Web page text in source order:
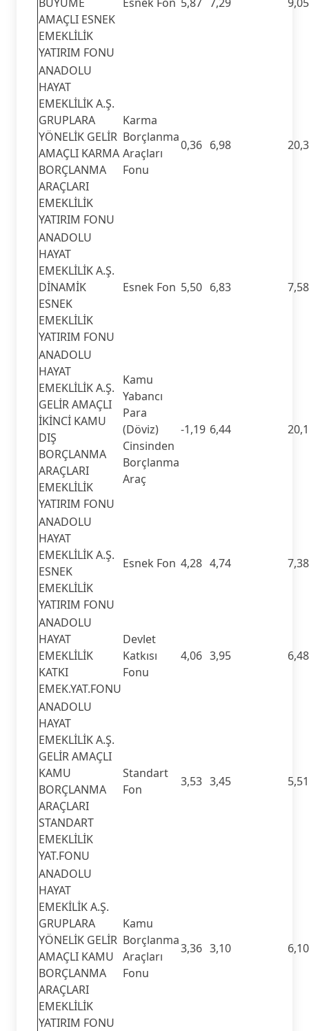
AMAÇLI ESNEK
EMEKLİLİK
YATIRIM FONU
ANADOLU
HAYAT
EMEKLİLİK A.Ş.
GRUPLARA
YÖNELİK GELİR
AMAÇLI KARMA
BORÇLANMA
ARAÇLARI
EMEKLİLİK
YATIRIM FONU
Karma
Borçlanma
Araçları
Fonu
0,36 6,98
ANADOLU
HAYAT
EMEKLİLİK A.Ş.
DİNAMİK
ESNEK
EMEKLİLİK
YATIRIM FONU
Esnek Fon 5,50 6,83 7,58
ANADOLU
HAYAT
EMEKLİLİK A.Ş.
GELİR AMAÇLI
İKİNCİ KAMU
DIŞ
BORÇLANMA
ARAÇLARI
EMEKLİLİK
YATIRIM FONU
Kamu
Yabancı
Para
(Döviz)
Cinsinden
Borçlanma
Araç
-1,19 6,44
ANADOLU
HAYAT
EMEKLİLİK A.Ş.
ESNEK
EMEKLİLİK
YATIRIM FONU
Esnek Fon 4,28 4,74 7,38
ANADOLU
HAYAT
EMEKLİLİK
KATKI
EMEK.YAT.FONU
Devlet
Katkısı
Fonu
4,06 3,95 6,48
ANADOLU
HAYAT
EMEKLİLİK A.Ş.
GELİR AMAÇLI
KAMU
BORÇLANMA
ARAÇLARI
STANDART
EMEKLİLİK
YAT.FONU
Standart
Fon
3,53 3,45 5,51
ANADOLU
HAYAT
EMEKİLİK A.Ş.
GRUPLARA
YÖNELİK GELİR
AMAÇLI KAMU
BORÇLANMA
ARAÇLARI
EMEKLİLİK
YATIRIM FONU
Kamu
Borçlanma
Araçları
Fonu
3,36 3,10 6,10